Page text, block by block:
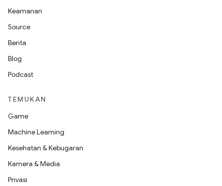
Keamanan
Source
Berita
Blog
Podcast
TEMUKAN
Game
Machine Learning
Kesehatan & Kebugaran
Kamera & Media
Privasi